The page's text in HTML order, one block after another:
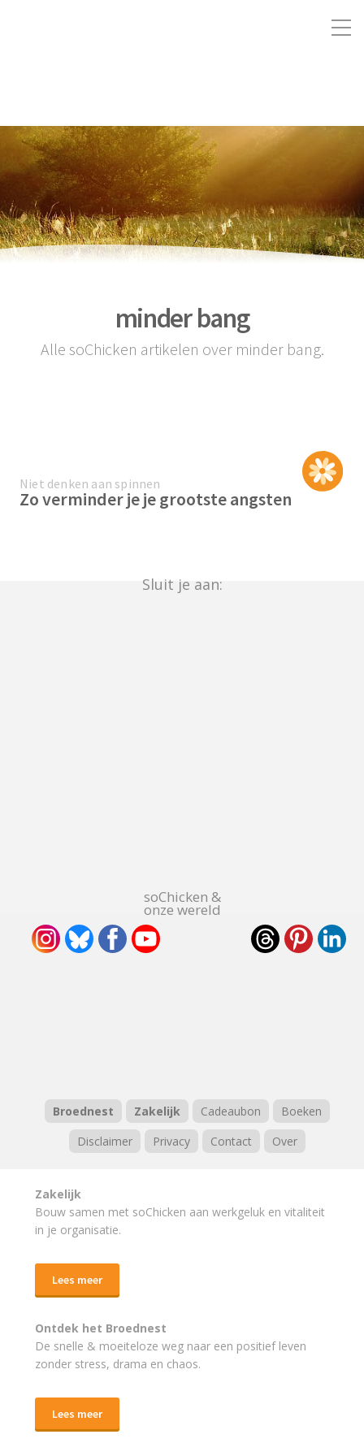
minder bang
Alle soChicken artikelen over minder bang.
Niet denken aan spinnen
Zo verminder je je grootste angsten
Sluit je aan:
soChicken &
onze wereld
Broednest Zakelijk Cadeaubon
Boeken
Disclaimer
Privacy Contact Over
Zakelijk
Bouw samen met soChicken aan werkgeluk en vitaliteit
in je organisatie.
Lees meer
Ontdek het Broednest
De snelle & moeiteloze weg naar een positief leven
zonder stress, drama en chaos.
Lees meer